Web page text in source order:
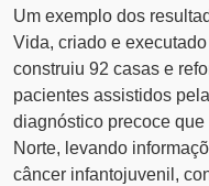
Um exemplo dos
Vida, criado e
construiu 92 casas e
pacientes assistidos
diagnóstico precoce
Norte, levando
câncer infantojuvenil,